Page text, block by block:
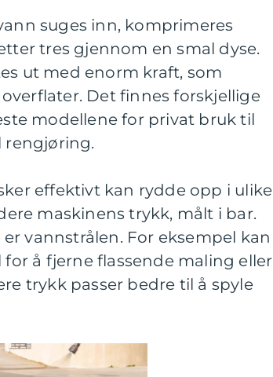
suges inn, komprimeres
tres gjennom en smal dyse.
ut med enorm kraft, som
Det finnes forskjellige
modellene for privat bruk til
rengjøring.
effektivt kan rydde opp i ulike
maskinens trykk, målt i bar.
vannstrålen. For eksempel kan
å fjerne flassende maling eller
trykk passer bedre til å spyle